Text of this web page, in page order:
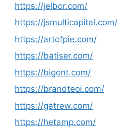
https://jelbor.com/
https://jsmulticapital.com/
https://artofpie.com/
https://batiser.com/
https://bigont.com/
https://brandteoi.com/
https://gatrew.com/
https://hetamp.com/